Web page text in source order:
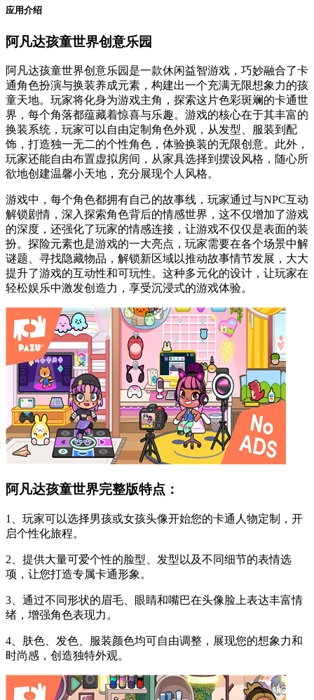
应用介绍
阿凡达孩童世界创意乐园
阿凡达孩童世界创意乐园是一款休闲益智游戏，巧妙融合了卡
通角色扮演与换装养成元素，构建出一个充满无限想象力的孩
童天地。玩家将化身为游戏主角，探索这片色彩斑斓的卡通世
界，每个角落都蕴藏着惊喜与乐趣。游戏的核心在于其丰富的
换装系统，玩家可以自由定制角色外观，从发型、服装到配
饰，打造独一无二的个性角色，体验换装的无限创意。此外，
玩家还能自由布置虚拟房间，从家具选择到摆设风格，随心所
欲地创建温馨小天地，充分展现个人风格。
游戏中，每个角色都拥有自己的故事线，玩家通过与NPC互动
解锁剧情，深入探索角色背后的情感世界，这不仅增加了游戏
的深度，还强化了玩家的情感连接，让游戏不仅仅是表面的装
扮。探险元素也是游戏的一大亮点，玩家需要在各个场景中解
谜题、寻找隐藏物品，解锁新区域以推动故事情节发展，大大
提升了游戏的互动性和可玩性。这种多元化的设计，让玩家在
轻松娱乐中激发创造力，享受沉浸式的游戏体验。
阿凡达孩童世界完整版特点：
1、玩家可以选择男孩或女孩头像开始您的卡通人物定制，开
启个性化旅程。
2、提供大量可爱个性的脸型、发型以及不同细节的表情选
项，让您打造专属卡通形象。
3、通过不同形状的眉毛、眼睛和嘴巴在头像脸上表达丰富情
绪，增强角色表现力。
4、肤色、发色、服装颜色均可自由调整，展现您的想象力和
时尚感，创造独特外观。